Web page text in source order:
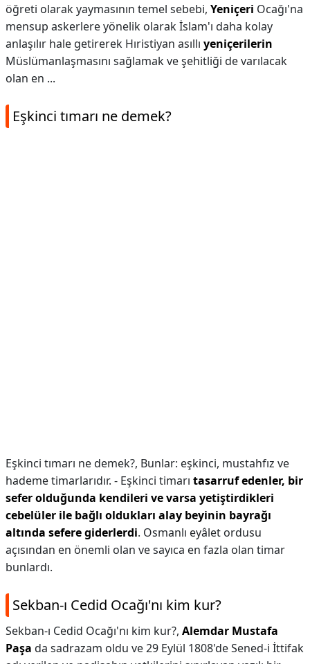
öğreti olarak yaymasının temel sebebi, Yeniçeri Ocağı'na
mensup askerlere yönelik olarak İslam'ı daha kolay
anlaşılır hale getirerek Hıristiyan asıllı yeniçerilerin
Müslümanlaşmasını sağlamak ve şehitliği de varılacak
olan en ...
Eşkinci tımarı ne demek?
Eşkinci tımarı ne demek?, Bunlar: eşkinci, mustahfız ve
hademe timarlarıdır. - Eşkinci timarı tasarruf edenler, bir
sefer olduğunda kendileri ve varsa yetiştirdikleri
cebelüler ile bağlı oldukları alay beyinin bayrağı
altında sefere giderlerdi. Osmanlı eyâlet ordusu
açısından en önemli olan ve sayıca en fazla olan timar
bunlardı.
Sekban-ı Cedid Ocağı'nı kim kur?
Sekban-ı Cedid Ocağı'nı kim kur?, Alemdar Mustafa
Paşa da sadrazam oldu ve 29 Eylül 1808'de Sened-i İttifak